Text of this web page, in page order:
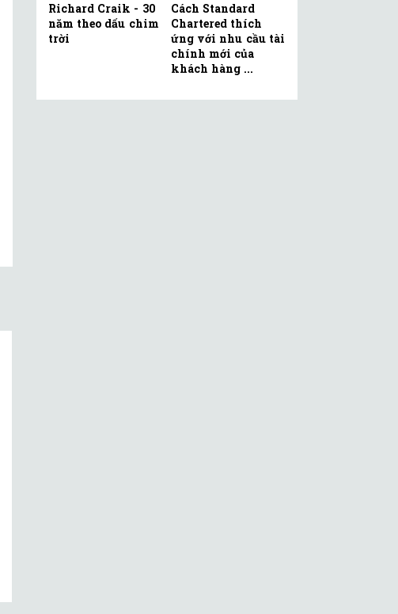
Richard Craik - 30
năm theo dấu chim
trời
Cách Standard
Chartered thích
ứng với nhu cầu tài
chính mới của
khách hàng ...